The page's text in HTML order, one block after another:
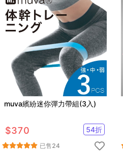
muva繽紛迷你彈力帶組(3入)
$370 54折
已售24